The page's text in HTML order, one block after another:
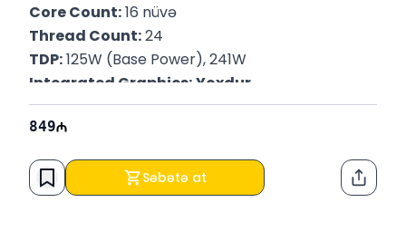
Core Count: 16 nüvə
Thread Count: 24
TDP: 125W (Base Power), 241W
Integrated Graphics:Yoxdur
Memory Support: DDR4-3200 və DDR5-4800
Memory Channels:
Zəmanət:
12 ay
849
Səbətə at